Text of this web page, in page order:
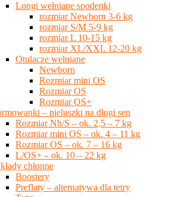
Longi wełniane spodenki
rozmiar Newborn 3-6 kg
rozmiar S/M 5-9 kg
rozmiar L 10-15 kg
rozmiar XL/XXL 12-20 kg
Otulacze wełniane
Newborn
Rozmiar mini OS
Rozmiar OS
Rozmiar OS+
– pieluszki na długi sen
Rozmiar Nb/S – ok. 2,5 – 7 kg
Rozmiar mini OS – ok. 4 – 11 kg
Rozmiar OS – ok. 7 – 16 kg
L/OS+ – ok. 10 – 22 kg
chłonne
Boostery
Preflaty – alternatywa dla tetry